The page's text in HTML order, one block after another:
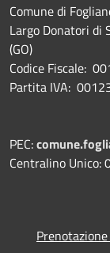
Comune di
Largo Donatori di
(GO)
Codice Fiscale:
Partita IVA:
PEC:
Centralino Unico: